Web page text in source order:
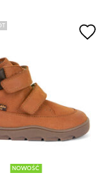
NOWOŚĆ